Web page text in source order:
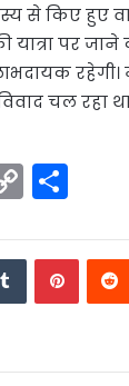
से किए हुए
पर जाने
रहेगी।
चल रहा
C
p
y
n
ar
e
Tumblr